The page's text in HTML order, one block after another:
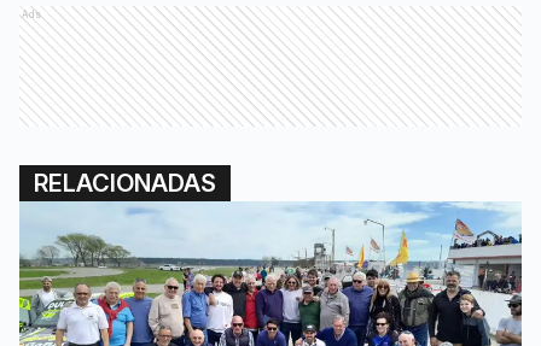
Ads
RELACIONADAS